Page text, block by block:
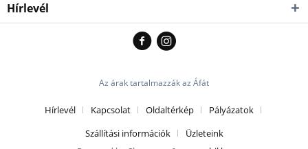
Hírlevél
Az árak tartalmazzák az Áfát
Hírlevél Kapcsolat Oldaltérkép
Pályázatok
Szállítási információk
Üzleteink